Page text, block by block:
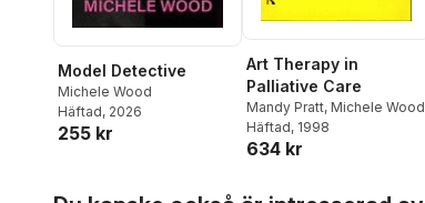
Model Detective
Michele Wood
Häftad, 2026
255 kr
Art Therapy in
Palliative Care
Mandy Pratt, Michele Wood
Häftad, 1998
634 kr